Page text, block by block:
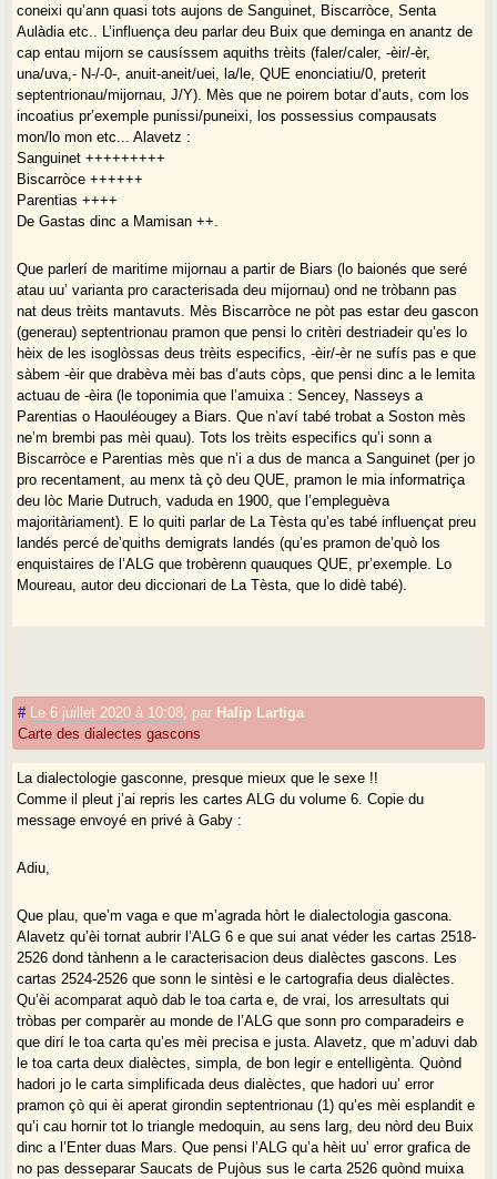
coneixi qu’ann quasi tots aujons de Sanguinet, Biscarròce, Senta
Aulàdia etc.. L’influença deu parlar deu Buix que deminga en anantz de
cap entau mijorn se causíssem aquiths trèits (faler/caler, -èir/-èr,
una/uva,- N-/-0-, anuit-aneit/uei, la/le, QUE enonciatiu/0, preterit
septentrionau/mijornau, J/Y). Mès que ne poirem botar d’auts, com los
incoatius pr’exemple punissi/puneixi, los possessius compausats
mon/lo mon etc... Alavetz :
Sanguinet +++++++++
Biscarròce ++++++
Parentias ++++
De Gastas dinc a Mamisan ++.
Que parlerí de maritime mijornau a partir de Biars (lo baionés que seré
atau uu’ varianta pro caracterisada deu mijornau) ond ne tròbann pas
nat deus trèits mantavuts. Mès Biscarròce ne pòt pas estar deu gascon
(generau) septentrionau pramon que pensi lo critèri destriadeir qu’es lo
hèix de les isoglòssas deus trèits especifics, -èir/-èr ne sufís pas e que
sàbem -èir que drabèva mèi bas d’auts còps, que pensi dinc a le lemita
actuau de -èira (le toponimia que l’amuixa : Sencey, Nasseys a
Parentias o Haouléougey a Biars. Que n’aví tabé trobat a Soston mès
ne’m brembi pas mèi quau). Tots los trèits especifics qu’i sonn a
Biscarròce e Parentias mès que n’i a dus de manca a Sanguinet (per jo
pro recentament, au menx tà çò deu QUE, pramon le mia informatriça
deu lòc Marie Dutruch, vaduda en 1900, que l’empleguèva
majoritàriament). E lo quiti parlar de La Tèsta qu’es tabé influençat preu
landés percé de’quiths demigrats landés (qu’es pramon de’quò los
enquistaires de l’ALG que trobèrenn quauques QUE, pr’exemple. Lo
Moureau, autor deu diccionari de La Tèsta, que lo didè tabé).
# Le 6 juillet 2020 à 10:08 par Halip Lartiga
Carte des dialectes gascons
La dialectologie gasconne, presque mieux que le sexe !!
Comme il pleut j’ai repris les cartes ALG du volume 6. Copie du
message envoyé en privé à Gaby :
Adiu,
Que plau, que’m vaga e que m’agrada hòrt le dialectologia gascona.
Alavetz qu’èi tornat aubrir l’ALG 6 e que sui anat véder les cartas 2518-
2526 dond tànhenn a le caracterisacion deus dialèctes gascons. Les
cartas 2524-2526 que sonn le sintèsi e le cartografia deus dialèctes.
Qu’èi acomparat aquò dab le toa carta e, de vrai, los arresultats qui
tròbas per comparèr au monde de l’ALG que sonn pro comparadeirs e
que dirí le toa carta qu’es mèi precisa e justa. Alavetz, que m’aduvi dab
le toa carta deux dialèctes, simpla, de bon legir e entelligènta. Quònd
hadori jo le carta simplificada deus dialèctes, que hadori uu’ error
pramon çò qui èi aperat girondin septentrionau (1) qu’es mèi esplandit e
qu’i cau hornir tot lo triangle medoquin, au sens larg, deu nòrd deu Buix
dinc a l’Enter duas Mars. Que pensi l’ALG qu’a hèit uu’ error grafica de
no pas desseparar Saucats de Pujòus sus le carta 2526 quònd muixa